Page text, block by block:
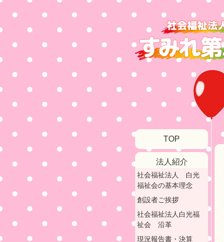
TOP
法人紹介
社会福祉法人 白光
福祉会の基本理念
創設者ご挨拶
社会福祉法人白光福
祉会 沿革
現況報告書・決算